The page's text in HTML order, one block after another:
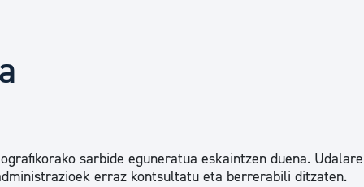
sarbide eguneratua eskaintzen duena.
erraz kontsultatu eta berrerabili ditzaten.